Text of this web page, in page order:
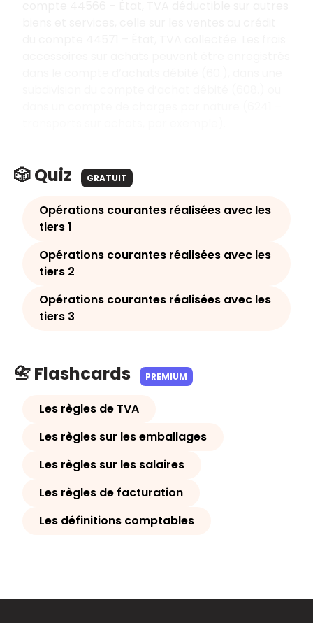
🎲 Quiz GRATUIT
Opérations courantes réalisées avec les
tiers 1
Opérations courantes réalisées avec les
tiers 2
Opérations courantes réalisées avec les
tiers 3
📇 Flashcards PREMIUM
Les règles de TVA
Les règles sur les emballages
Les règles sur les salaires
Les règles de facturation
Les définitions comptables